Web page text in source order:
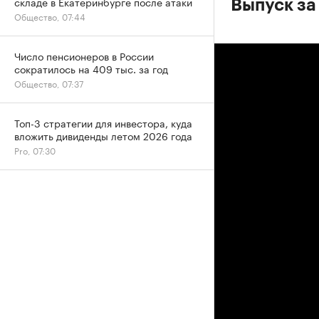
Выпуск
Общество, 07:44
Число пенсионеров в России
сократилось на 409 тыс. за год
Общество, 07:37
Топ-3 стратегии для инвестора, куда
вложить дивиденды летом 2026 года
Pro, 07:30